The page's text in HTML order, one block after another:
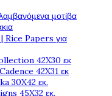
μοτίβα
Rice Papers για
42X30 εκ
42X31 εκ
30X42 εκ.
45X32 εκ.